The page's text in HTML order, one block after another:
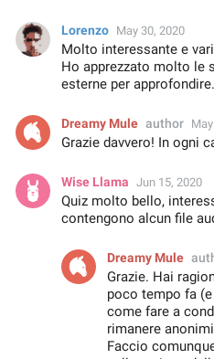
Lorenzo May 30, 2020
Molto interessante e
Ho apprezzato molto le
esterne per approfondire.
Dreamy Mule author
Grazie davvero! In ogni
Wise Llama Jun 15, 2020
Quiz molto bello,
contengono alcun file
Dreamy Mule
Grazie. Hai
poco tempo fa
come fare a
rimanere
Faccio